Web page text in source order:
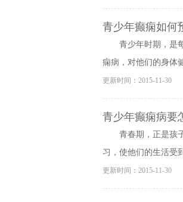
青少年癫痫如何
青少年时期，是
痫病，对他们的身体
更新时间：2015-11-30
青少年癫痫病要
青春期，正是孩
习，使他们的生活受
更新时间：2015-11-30